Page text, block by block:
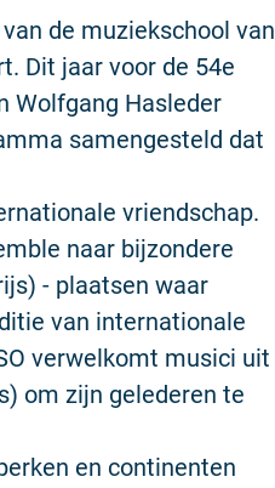
de muziekschool van
Dit jaar voor de 54e
Wolfgang Hasleder
samengesteld dat
vriendschap.
naar bijzondere
- plaatsen waar
van internationale
verwelkomt musici uit
om zijn gelederen te
en continenten